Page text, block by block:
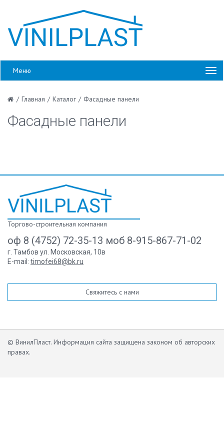
Меню
/ Главная / Каталог / Фасадные панели
Фасадные панели
Торгово-строительная компания
оф 8 (4752) 72-35-13 моб 8-915-867-71-02
г. Тамбов ул. Московская, 10в
E-mail: timofei68@bk.ru
Свяжитесь с нами
© ВинилПласт. Информация сайта защищена законом об авторских
правах.